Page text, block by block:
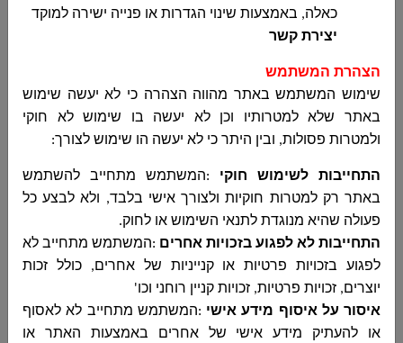
הודעה על הארכת מועד הגשה למכרז מס
04/2025 עד ליום 28-05-2028
مجلس دير الاسد المحلي
הודעה על הארכת מועד הגשה למכרז מס
04/2025 עד ליום 28-05-2028...
מכרז 09/2025 חידוש בית ספר תיכון דיר אל אסד
مجلس دير الاسد المحلي
מכרז 09/2025 חידוש בית ספר תיכון דיר אל אסד
...
כאלה, באמצעות שינוי הגדרות או פנייה ישירה למוקד
יצירת קשר
הצהרת המשתמש
שימוש המשתמש באתר מהווה הצהרה כי לא יעשה שימוש
באתר שלא למטרותיו וכן לא יעשה בו שימוש לא חוקי
ולמטרות פסולות, ובין היתר כי לא יעשה הו שימוש לצורך:
התחייבות לשימוש חוקי :המשתמש מתחייב להשתמש
באתר רק למטרות חוקיות ולצורך אישי בלבד, ולא לבצע כל
פעולה שהיא מנוגדת לתנאי השימוש או לחוק.
התחייבות לא לפגוע בזכויות אחרים :המשתמש מתחייב לא
לפגוע בזכויות פרטיות או קנייניות של אחרים, כולל זכות
יוצרים, זכויות פרטיות, זכויות קניין רוחני וכו '
איסור על איסוף מידע אישי :המשתמש מתחייב לא לאסוף
או להעתיק מידע אישי של אחרים באמצעות האתר או